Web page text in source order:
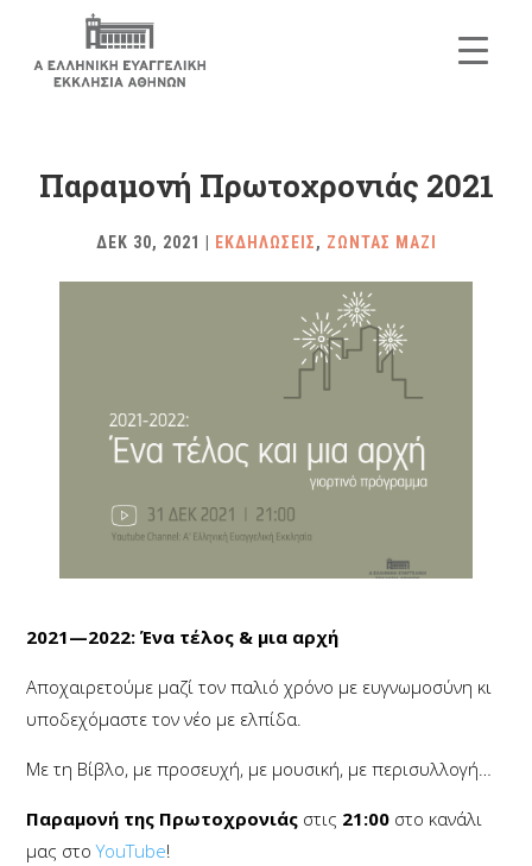
Παραμονή Πρωτοχρονιάς 2021
ΔΕΚ 30, 2021 ΕΚΔΗΛΩΣΕΙΣ, ΖΩΝΤΑΣ ΜΑΖΙ
2021—2022: Ένα τέλος & μια αρχή
Αποχαιρετούμε μαζί τον παλιό χρόνο με ευγνωμοσύνη κι
υποδεχόμαστε τον νέο με ελπίδα.
Με τη Βίβλο, με προσευχή, με μουσική, με περισυλλογή…
Παραμονή της Πρωτοχρονιάς στις 21:00 στο κανάλι
μας στοYouTube!